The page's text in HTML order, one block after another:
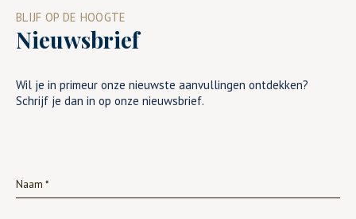
BLIJF OP DE HOOGTE
Nieuwsbrief
Wil je in primeur onze nieuwste aanvullingen ontdekken?
Schrijf je dan in op onze nieuwsbrief.